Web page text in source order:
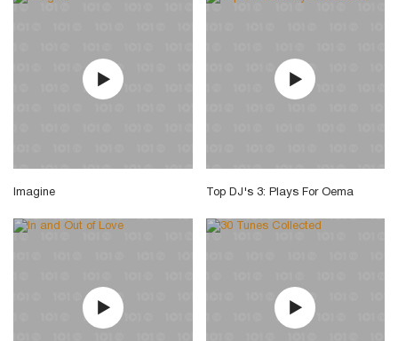
Imagine Top DJ's 3: Plays For Oema